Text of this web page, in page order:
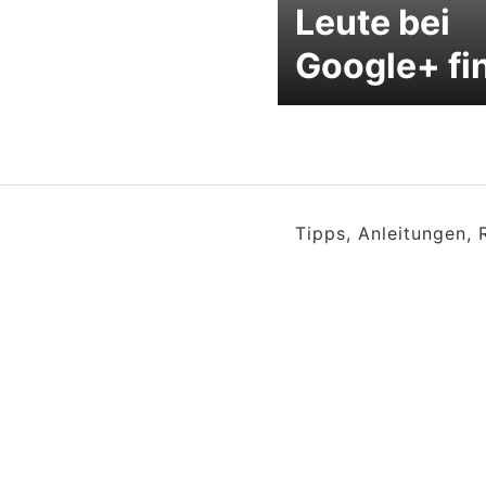
Leute bei
Google+
Tipps, Anleitungen,